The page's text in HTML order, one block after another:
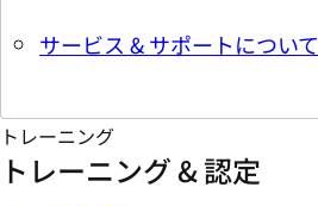
サービス & サポートについて
トレーニング
トレーニング & 認定